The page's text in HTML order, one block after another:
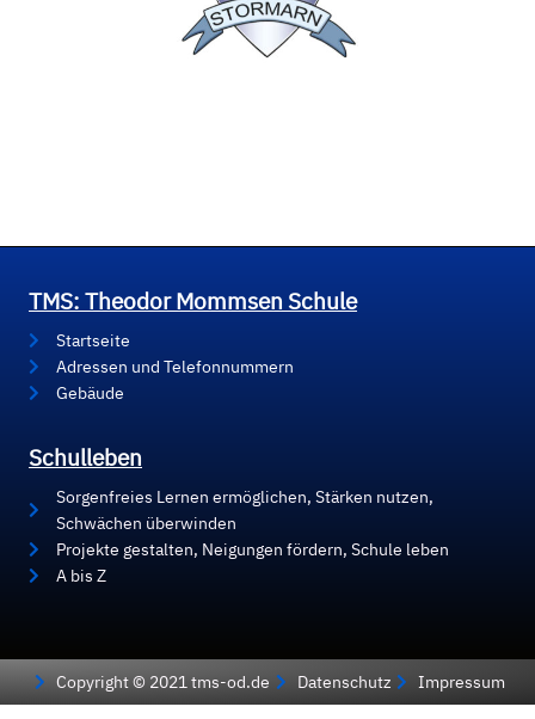
TMS: Theodor Mommsen Schule
Startseite
Adressen und Telefonnummern
Gebäude
Schulleben
Sorgenfreies Lernen ermöglichen, Stärken nutzen,
Schwächen überwinden
Projekte gestalten, Neigungen fördern, Schule leben
A bis Z
Copyright © 2021 tms-od.de Datenschutz Impressum